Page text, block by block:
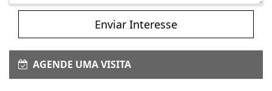
Enviar Interesse
AGENDE UMA VISITA